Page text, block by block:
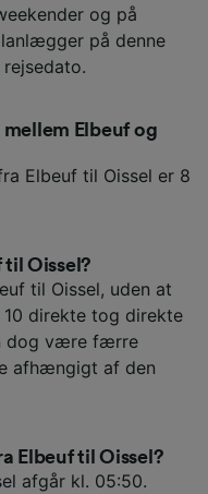
og på
på denne
Elbeuf og
Elbeuf til Oissel er 8
til Oissel?
til Oissel, uden at
direkte tog direkte
dog være færre
afhængigt af den
Elbeuf til Oissel?
afgår kl. 05:50.